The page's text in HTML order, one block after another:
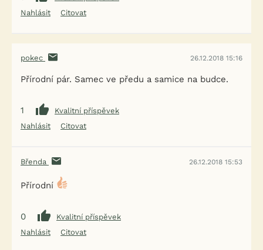
Nahlásit
Citovat
pokec 26.12.2018 15:16
Přírodní pár. Samec ve předu a samice na budce.
1
Kvalitní příspěvek
Nahlásit
Citovat
Břenda 26.12.2018 15:53
Přírodní
0
Kvalitní příspěvek
Nahlásit
Citovat